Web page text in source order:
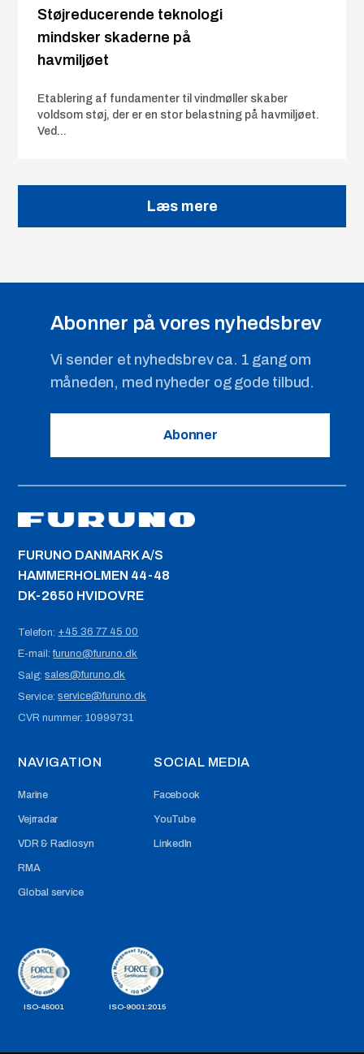
Støjreducerende teknologi
mindsker skaderne på
havmiljøet
Etablering af fundamenter til vindmøller skaber
voldsom støj, der er en stor belastning på havmiljøet.
Ved...
Læs mere
Abonner på vores nyhedsbrev
Vi sender et nyhedsbrev ca. 1 gang om
måneden, med nyheder og gode tilbud.
Abonner
FURUNO DANMARK A/S
HAMMERHOLMEN 44-48
DK-2650 HVIDOVRE
Telefon: +45 36 77 45 00
E-mail:furuno@furuno.dk
Salg:sales@furuno.dk
Service:service@furuno.dk
CVR nummer:10999731
NAVIGATION
Marine
Vejrradar
VDR & Radiosyn
RMA
Global service
SOCIAL MEDIA
Facebook
YouTube
LinkedIn
ISO-45001 ISO-9001:2015